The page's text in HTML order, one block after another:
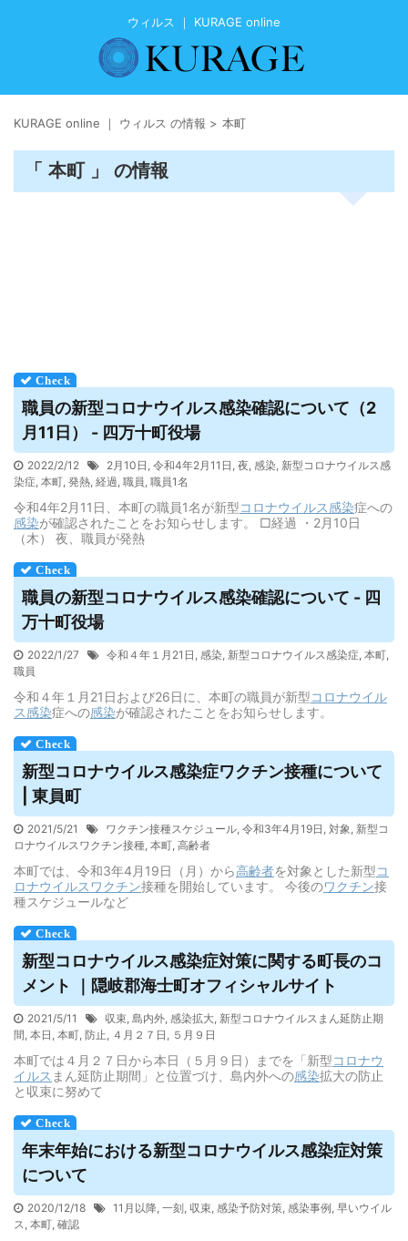
ウィルス ｜ KURAGE online
KURAGE online ｜ ウィルス の情報 > 本町
「 本町 」 の情報
職員の新型コロナウイルス感染確認について（2
月11日） - 四万十町役場
2022/2/12 2月10日 , 令和4年2月11日 , 夜, 感染, 新型コロナウイルス感
染症, 本町, 発熱, 経過, 職員, 職員1名
令和4年2月11日、本町の職員1名が新型コロナウイルス感染症への
感染が確認されたことをお知らせします。 □経過 ・2月10日
（木） 夜、職員が発熱
職員の新型コロナウイルス感染確認について - 四
万十町役場
2022/1/27 令和４年１月21日 , 感染, 新型コロナウイルス感染症, 本町,
職員
令和４年１月21日および26日に、本町の職員が新型コロナウイル
ス感染症への感染が確認されたことをお知らせします。
新型コロナウイルス感染症ワクチン接種について
| 東員町
2021/5/21 ワクチン接種スケジュール, 令和3年4月19日 , 対象, 新型コ
ロナウイルスワクチン接種, 本町, 高齢者
本町では、令和3年4月19日（月）から高齢者を対象とした新型コ
ロナウイルス ワクチン接種を開始しています。 今後のワクチン接
種スケジュールなど
新型コロナウイルス感染症対策に関する町長のコ
メント ｜隠岐郡海士町オフィシャルサイト
2021/5/11 収束, 島内外, 感染拡大, 新型コロナウイルスまん延防止期
間, 本日 , 本町, 防止, ４月２７日 , ５月９日
本町では４月２７日から本日（５月９日）までを「新型コロナウ
イルス まん延防止期間」と位置づけ、島内外への感染拡大の防止
と収束に努めて
年末年始における新型コロナウイルス感染症対策
について
2020/12/18 11月以降, 一刻, 収束, 感染予防対策, 感染事例, 早いウイル
ス, 本町, 確認